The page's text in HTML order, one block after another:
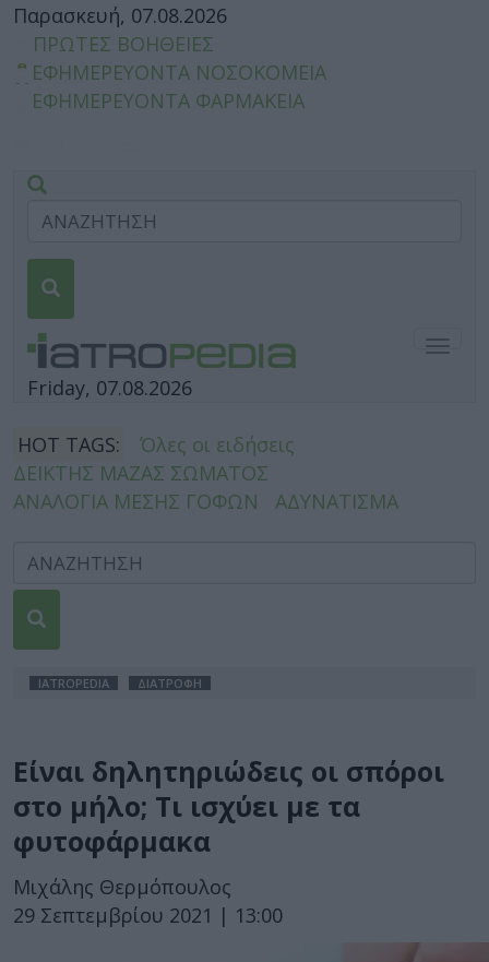
Παρασκευή, 07.08.2026
ΠΡΩΤΕΣ ΒΟΗΘΕΙΕΣ
ΕΦΗΜΕΡΕΥΟΝΤΑ ΝΟΣΟΚΟΜΕΙΑ
ΕΦΗΜΕΡΕΥΟΝΤΑ ΦΑΡΜΑΚΕΙΑ
Friday, 07.08.2026
HOT TAGS:
Όλες οι ειδήσεις
ΔΕΙΚΤΗΣ ΜΑΖΑΣ ΣΩΜΑΤΟΣ
ΑΝΑΛΟΓΙΑ ΜΕΣΗΣ ΓΟΦΩΝ
ΑΔΥΝΑΤΙΣΜΑ
IATROPEDIA ΔΙΑΤΡΟΦΗ
Είναι δηλητηριώδεις οι σπόροι
στο μήλο; Τι ισχύει με τα
φυτοφάρμακα
Μιχάλης Θερμόπουλος
29 Σεπτεμβρίου 2021 | 13:00